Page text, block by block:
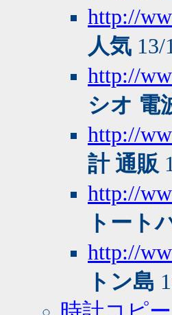
http://
人気 13/
http://
シオ 電
http://
計 通販
http://
トート
http://
トン島